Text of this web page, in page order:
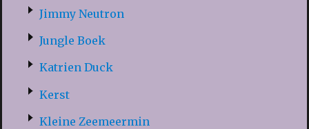
Jimmy Neutron
Jungle Boek
Katrien Duck
Kerst
Kleine Zeemeermin